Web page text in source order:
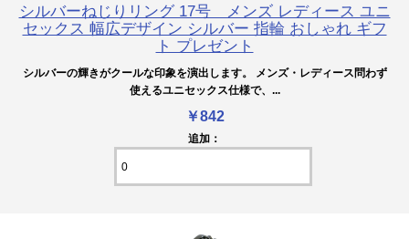
シルバーねじりリング 17号 メンズ レディース ユニ
セックス 幅広デザイン シルバー 指輪 おしゃれ ギフ
ト プレゼント
シルバーの輝きがクールな印象を演出します。 メンズ・レディース問わず
使えるユニセックス仕様で、...
￥842
追加：